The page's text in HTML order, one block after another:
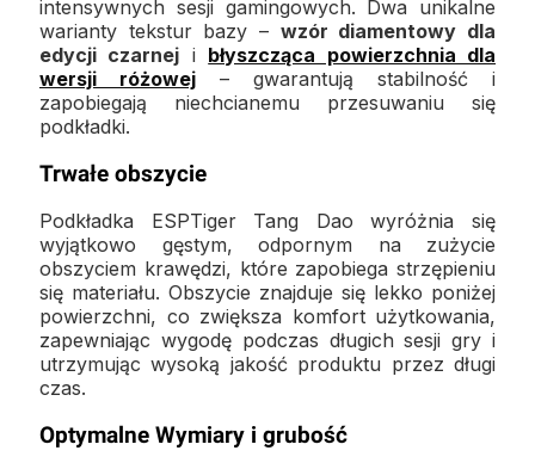
intensywnych sesji gamingowych. Dwa unikalne
warianty tekstur bazy – wzór diamentowy dla
edycji czarnej i błyszcząca powierzchnia dla
wersji różowej – gwarantują stabilność i
zapobiegają niechcianemu przesuwaniu się
podkładki.
Trwałe obszycie
Podkładka ESPTiger Tang Dao wyróżnia się
wyjątkowo gęstym, odpornym na zużycie
obszyciem krawędzi, które zapobiega strzępieniu
się materiału. Obszycie znajduje się lekko poniżej
powierzchni, co zwiększa komfort użytkowania,
zapewniając wygodę podczas długich sesji gry i
utrzymując wysoką jakość produktu przez długi
czas.
Optymalne Wymiary i grubość